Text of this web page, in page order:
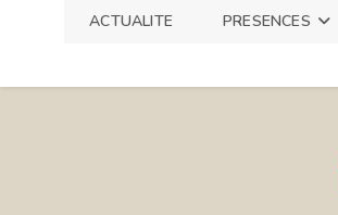
ACTUALITE PRESENCES